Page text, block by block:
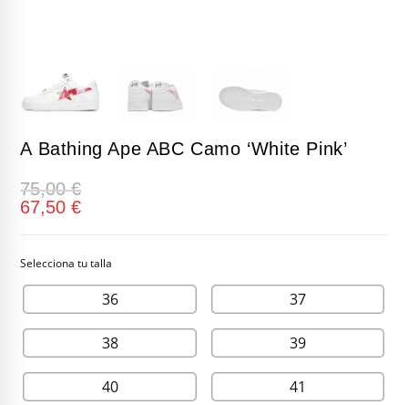
A Bathing Ape ABC Camo ‘White Pink’
75,00€
67,50€
36 37
38 39
40 41